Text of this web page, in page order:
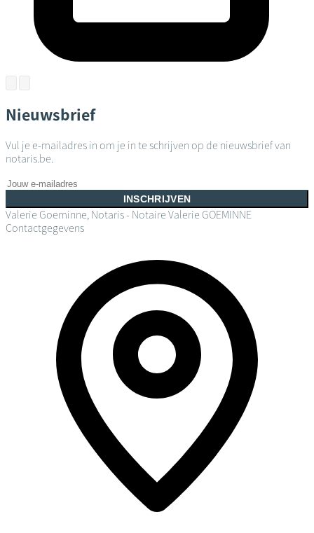
Nieuwsbrief
Vul je e-mailadres in om je in te schrijven op de nieuwsbrief van
notaris.be.
INSCHRIJVEN
Valerie Goeminne, Notaris - Notaire Valerie GOEMINNE
Contactgegevens